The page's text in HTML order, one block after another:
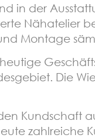
in der
Nähatelier
Montage
Die
Kundschaft
zahlreiche